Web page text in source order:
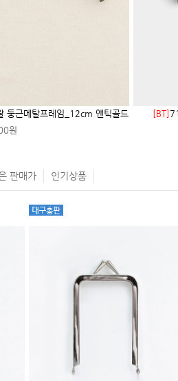
둥근메탈프레임_12cm 앤틱골드
원
[BT]
판매가 인기상품